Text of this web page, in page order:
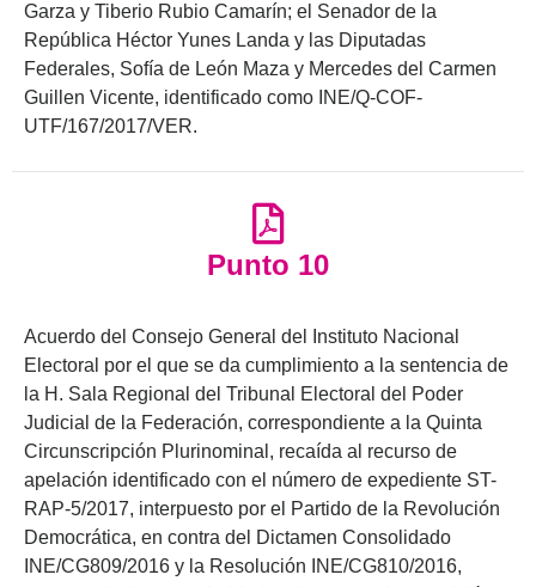
Garza y Tiberio Rubio Camarín; el Senador de la
República Héctor Yunes Landa y las Diputadas
Federales, Sofía de León Maza y Mercedes del Carmen
Guillen Vicente, identificado como INE/Q-COF-
UTF/167/2017/VER.
Punto 10
Acuerdo del Consejo General del Instituto Nacional
Electoral por el que se da cumplimiento a la sentencia de
la H. Sala Regional del Tribunal Electoral del Poder
Judicial de la Federación, correspondiente a la Quinta
Circunscripción Plurinominal, recaída al recurso de
apelación identificado con el número de expediente ST-
RAP-5/2017, interpuesto por el Partido de la Revolución
Democrática, en contra del Dictamen Consolidado
INE/CG809/2016 y la Resolución INE/CG810/2016,